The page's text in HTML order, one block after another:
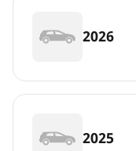
2026
2025